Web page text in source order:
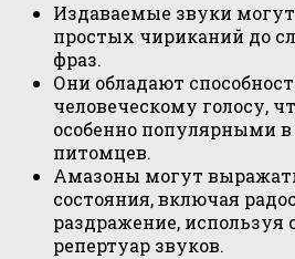
Издаваемые звуки могут
простых чириканий до
фраз.
Они обладают
человеческому голосу,
особенно популярными
питомцев.
Амазоны могут
состояния, включая
раздражение,
репертуар звуков.